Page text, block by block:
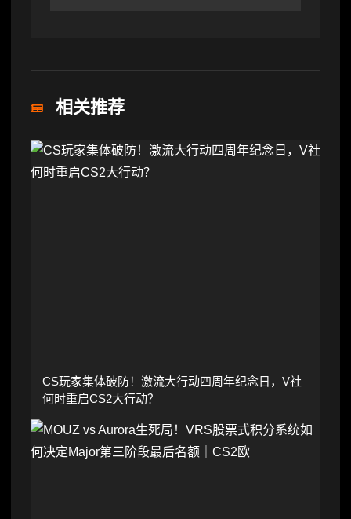
相关推荐
CS玩家集体破防！激流大行动四周年纪念日，V社
何时重启CS2大行动？